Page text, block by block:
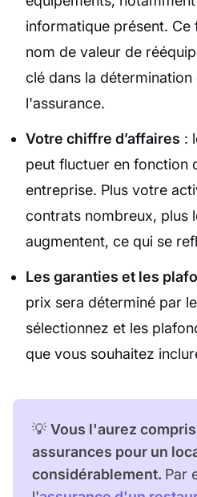
informatique présent. Ce
nom de valeur de
clé dans la
l'assurance.
Votre chiffre d’affaires :
peut fluctuer en fonction
entreprise. Plus votre
contrats nombreux, plus
augmentent, ce qui se
Les garanties et les
prix sera déterminé par
sélectionnez et les
que vous souhaitez
💡 Vous l'aurez
assurances pour un
considérablement. Par